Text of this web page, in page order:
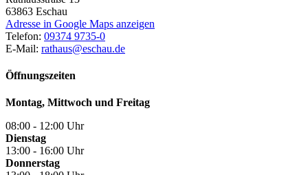
63863 Eschau
Adresse in Google Maps anzeigen
Telefon: 09374 9735-0
E-Mail: rathaus@eschau.de
Öffnungszeiten
Montag, Mittwoch und Freitag
08:00 - 12:00 Uhr
Dienstag
13:00 - 16:00 Uhr
Donnerstag